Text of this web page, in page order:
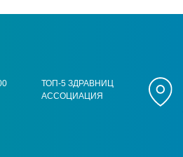
ТОП-5 ЗДРАВНИЦ
АССОЦИАЦИЯ